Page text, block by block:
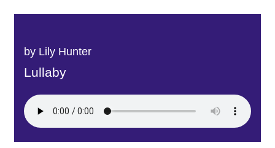
by Lily Hunter
Lullaby